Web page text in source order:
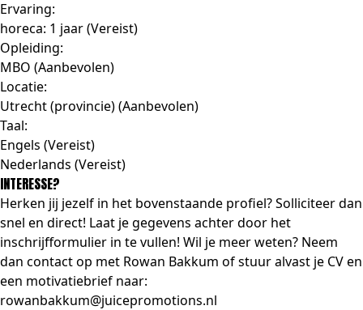
Ervaring:
horeca: 1 jaar (Vereist)
Opleiding:
MBO (Aanbevolen)
Locatie:
Utrecht (provincie) (Aanbevolen)
Taal:
Engels (Vereist)
Nederlands (Vereist)
INTERESSE?
Herken jij jezelf in het bovenstaande profiel? Solliciteer dan
snel en direct! Laat je gegevens achter door het
inschrijfformulier in te vullen! Wil je meer weten? Neem
dan contact op met Rowan Bakkum of stuur alvast je CV en
een motivatiebrief naar:
rowanbakkum@juicepromotions.nl